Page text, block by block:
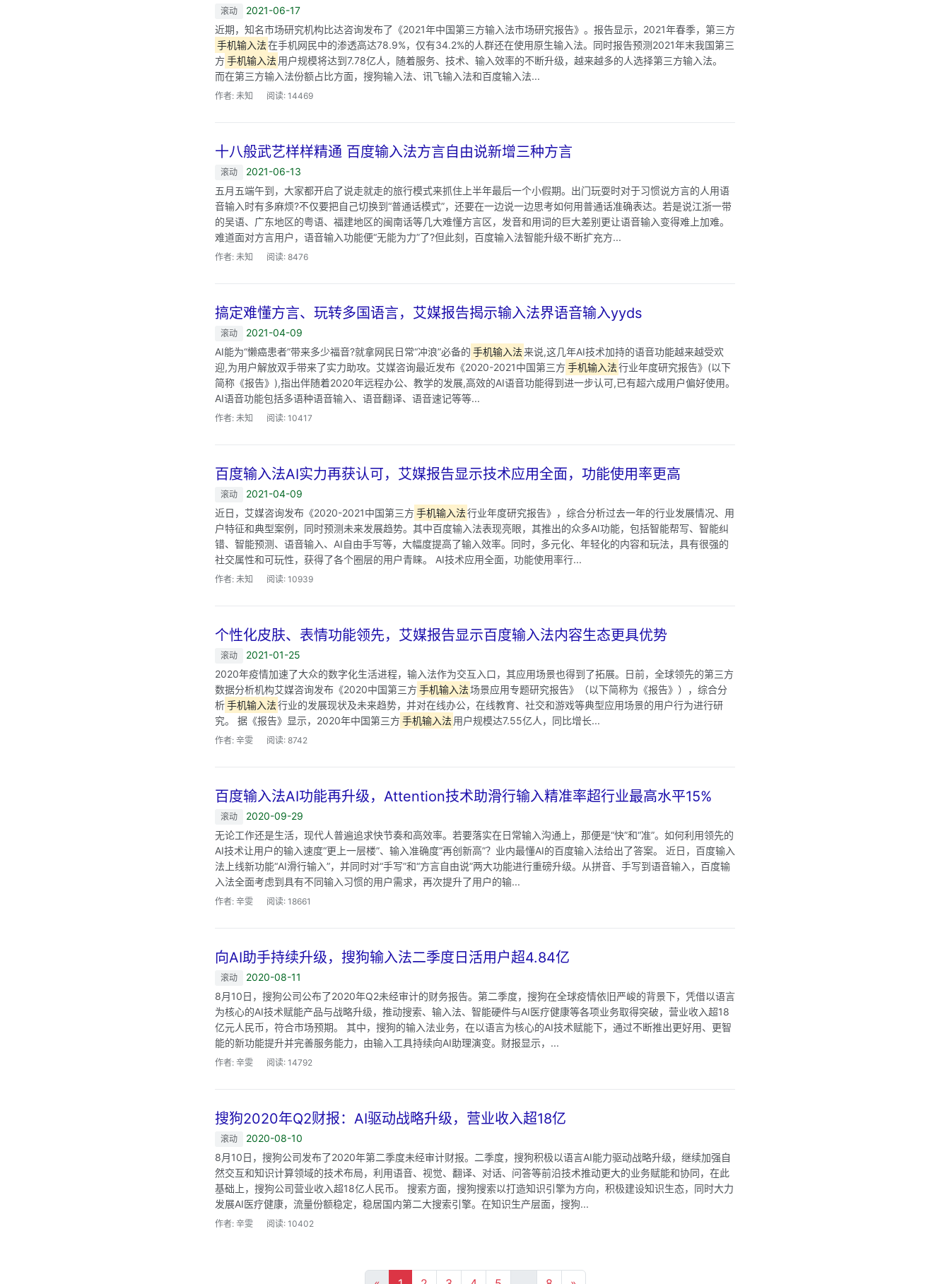
滚动
2021-06-17
近期，知名市场研究机构比达咨询发布了《2021年中国第三方输入法市场研究报告》。报告显示，2021年春季，第三方
手机输入法在手机网民中的渗透高达78.9%，仅有34.2%的人群还在使用原生输入法。同时报告预测2021年末我国第三
方 手机输入法用户规模将达到7.78亿人，随着服务、技术、输入效率的不断升级，越来越多的人选择第三方输入法。
而在第三方输入法份额占比方面，搜狗输入法、讯飞输入法和百度输入法...
作者: 未知 阅读: 14469
十八般武艺样样精通 百度输入法方言自由说新增三种方言
滚动
2021-06-13
五月五端午到，大家都开启了说走就走的旅行模式来抓住上半年最后一个小假期。出门玩耍时对于习惯说方言的人用语
音输入时有多麻烦?不仅要把自己切换到“普通话模式”，还要在一边说一边思考如何用普通话准确表达。若是说江浙一带
的吴语、广东地区的粤语、福建地区的闽南话等几大难懂方言区，发音和用词的巨大差别更让语音输入变得难上加难。
难道面对方言用户，语音输入功能便“无能为力”了?但此刻，百度输入法智能升级不断扩充方...
作者: 未知 阅读: 8476
搞定难懂方言、玩转多国语言，艾媒报告揭示输入法界语音输入yyds
滚动
2021-04-09
AI能为“懒癌患者”带来多少福音?就拿网民日常“冲浪”必备的 手机输入法来说,这几年AI技术加持的语音功能越来越受欢
迎,为用户解放双手带来了实力助攻。艾媒咨询最近发布《2020-2021中国第三方 手机输入法行业年度研究报告》(以下
简称《报告》),指出伴随着2020年远程办公、教学的发展,高效的AI语音功能得到进一步认可,已有超六成用户偏好使用。
AI语音功能包括多语种语音输入、语音翻译、语音速记等等...
作者: 未知 阅读: 10417
百度输入法AI实力再获认可，艾媒报告显示技术应用全面，功能使用率更高
滚动
2021-04-09
近日，艾媒咨询发布《2020-2021中国第三方 手机输入法行业年度研究报告》，综合分析过去一年的行业发展情况、用
户特征和典型案例，同时预测未来发展趋势。其中百度输入法表现亮眼，其推出的众多AI功能，包括智能帮写、智能纠
错、智能预测、语音输入、AI自由手写等，大幅度提高了输入效率。同时，多元化、年轻化的内容和玩法，具有很强的
社交属性和可玩性，获得了各个圈层的用户青睐。 AI技术应用全面，功能使用率行...
作者: 未知 阅读: 10939
个性化皮肤、表情功能领先，艾媒报告显示百度输入法内容生态更具优势
滚动
2021-01-25
2020年疫情加速了大众的数字化生活进程，输入法作为交互入口，其应用场景也得到了拓展。日前，全球领先的第三方
数据分析机构艾媒咨询发布《2020中国第三方 手机输入法场景应用专题研究报告》（以下简称为《报告》），综合分
析手机输入法行业的发展现状及未来趋势，并对在线办公，在线教育、社交和游戏等典型应用场景的用户行为进行研
究。 据《报告》显示，2020年中国第三方 手机输入法用户规模达7.55亿人，同比增长...
作者: 辛雯 阅读: 8742
百度输入法AI功能再升级，Attention技术助滑行输入精准率超行业最高水平15%
滚动
2020-09-29
无论工作还是生活，现代人普遍追求快节奏和高效率。若要落实在日常输入沟通上，那便是“快”和“准”。如何利用领先的
AI技术让用户的输入速度“更上一层楼”、输入准确度“再创新高”？业内最懂AI的百度输入法给出了答案。 近日，百度输入
法上线新功能“AI滑行输入”，并同时对“手写”和“方言自由说”两大功能进行重磅升级。从拼音、手写到语音输入，百度输
入法全面考虑到具有不同输入习惯的用户需求，再次提升了用户的输...
作者: 辛雯 阅读: 18661
向AI助手持续升级，搜狗输入法二季度日活用户超4.84亿
滚动
2020-08-11
8月10日，搜狗公司公布了2020年Q2未经审计的财务报告。第二季度，搜狗在全球疫情依旧严峻的背景下，凭借以语言
为核心的AI技术赋能产品与战略升级，推动搜索、输入法、智能硬件与AI医疗健康等各项业务取得突破，营业收入超18
亿元人民币，符合市场预期。 其中，搜狗的输入法业务，在以语言为核心的AI技术赋能下，通过不断推出更好用、更智
能的新功能提升并完善服务能力，由输入工具持续向AI助理演变。财报显示，...
作者: 辛雯 阅读: 14792
搜狗2020年Q2财报：AI驱动战略升级，营业收入超18亿
滚动
2020-08-10
8月10日，搜狗公司发布了2020年第二季度未经审计财报。二季度，搜狗积极以语言AI能力驱动战略升级，继续加强自
然交互和知识计算领域的技术布局，利用语音、视觉、翻译、对话、问答等前沿技术推动更大的业务赋能和协同，在此
基础上，搜狗公司营业收入超18亿人民币。 搜索方面，搜狗搜索以打造知识引擎为方向，积极建设知识生态，同时大力
发展AI医疗健康，流量份额稳定，稳居国内第二大搜索引擎。在知识生产层面，搜狗...
作者: 辛雯 阅读: 10402